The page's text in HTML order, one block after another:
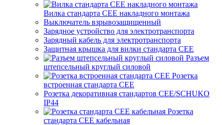
Вилка стандарта CEE накладного монтажа
Выключатель взрывозащищенный
Зарядное устройство для электротранспорта
Зарядный кабель для электротранспорта
Защитная крышка для вилки стандарта CEE
Разъем
штепсельный круглый силовой
Розетка
встроенная стандарта CEE
Розетка декоративная стандартов CEE/SCHUKO
IP44
Розетка
стандарта СЕЕ кабельная